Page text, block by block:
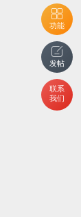
功能
发帖
联系
我们